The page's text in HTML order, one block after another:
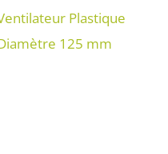
Plastique
125 mm